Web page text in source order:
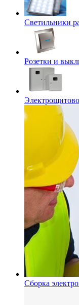
Светильники
Розетки и
Сборка